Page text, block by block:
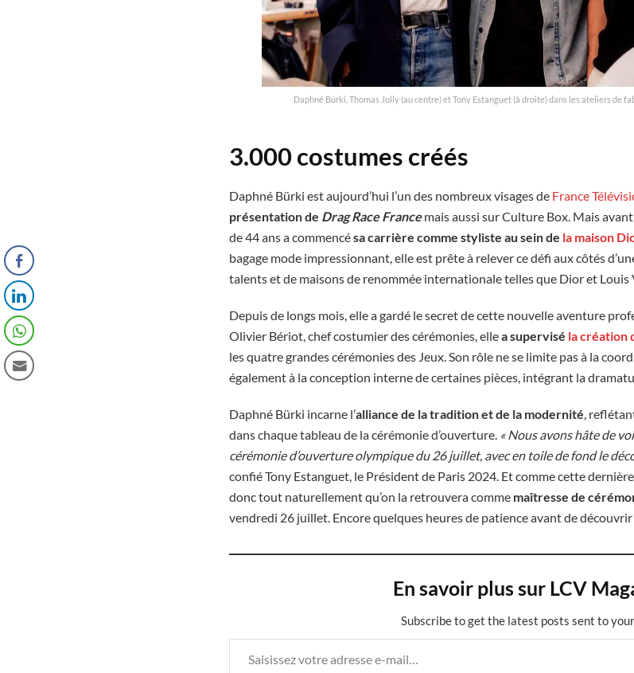
Daphné Bürki, Thomas Jolly (au centre) et Tony Estanguet (à droite) dans les ateliers de
3.000 costumes créés
Daphné Bürki est aujourd’hui l’un des nombreux visages de France
présentation de Drag Race Francemais aussi sur Culture Box. Mais
de 44 ans a commencésa carrière comme styliste au sein de la maison
bagage mode impressionnant, elle est prête à relever ce défi aux côtés
talents et de maisons de renommée internationale telles que Dior et
Depuis de longs mois, elle a gardé le secret de cette nouvelle aventure
Olivier Bériot, chef costumier des cérémonies, ellea supervisé la création
les quatre grandes cérémonies des Jeux. Son rôle ne se limite pas à la
également à la conception interne de certaines pièces, intégrant la
Daphné Bürki incarne l’alliance de la tradition et de la modernité,
dans chaque tableau de la cérémonie d’ouverture. « Nous avons hâte de
cérémonie d’ouverture olympique du 26 juillet, avec en toile de fond le
confié Tony Estanguet, le Président de Paris 2024. Et comme cette dernière
donc tout naturellement qu’on la retrouvera comme maîtresse de
vendredi 26 juillet. Encore quelques heures de patience avant de
En savoir plus sur LCV
Subscribe to get the latest posts sent to
Saisissez votre adresse e-mail…